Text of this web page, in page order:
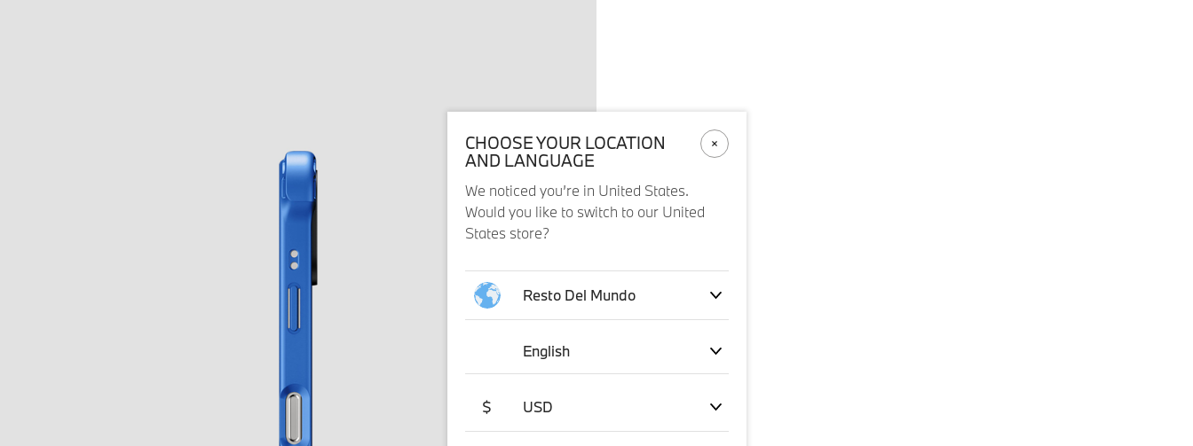
CHOOSE YOUR LOCATION
AND LANGUAGE
We noticed you’re in United States.
Would you like to switch to our United
States store?
Resto Del Mundo
English
$ USD